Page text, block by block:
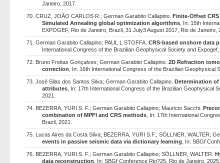
Janeiro, 2017.
70. CRUZ, JOÃO CARLOS R.; German Garabito Callapino. Finite-Offset
Simulated Annealing global optimization algorithms , In: 15th
EXPOGEF, Rio de Janeiro, Brazil, 31 July3 August 2017, Rio de Janeiro,
71. German Garabito Callapino; PAUL L STOFFA. CRS-based onshore data
International Congress of the Brazilian Geophysical Society and Expogef,
72. Bruno Freitas Gonçalves; German Garabito Callapino. 2D Refraction
correction
, In: 16th International Congress of the Brazilian Geophysical
73. José Silas dos Santos Silva; German Garabito Callapino. Determination
attributes , In: 17th International Congress of the Brazilian Geophysical
2021.
74. BEZERRA, YURI S. F.; German Garabito Callapino; Mauricio Sacchi.
combination of MPFI and CRS methods , In: 17th International
Brazil, 2021.
75. Lucas Aires da Costa Silva; BEZERRA, YURI S.F.; SÖLLNER, WALTER;
events in passive seismic data via dictionary learning
, In: SBGf
76. BEZERRA, YURI S. F.; German Garabito Callapino; SÖLLNER, WALTER.
data reconstruction
, In: SBGf Conference Rio?25, Rio de Janeiro, 2025.